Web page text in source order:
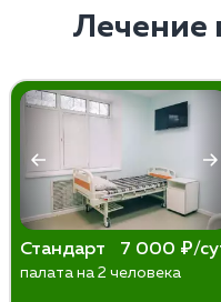
выбирается после
состояние пациента
требуется
предпринять какие-
Единственное, что
человека в хорошо
обеспечить ему
наркологов.
Лечение
Стандарт 7 000 ₽/
палата на 2 человека